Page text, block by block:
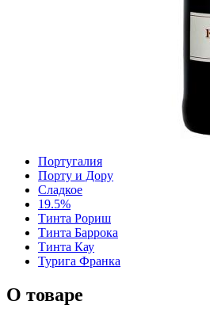
Португалия
Порту и Дору
Сладкое
19.5%
Тинта Рориш
Тинта Баррока
Тинта Кау
Турига Франка
О товаре